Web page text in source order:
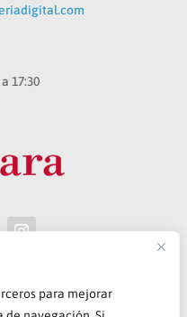
para mejorar
17:30